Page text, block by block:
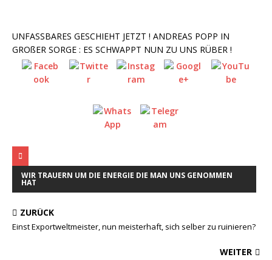
UNFASSBARES GESCHIEHT JETZT ! ANDREAS POPP IN
GROßER SORGE : ES SCHWAPPT NUN ZU UNS RÜBER !
WIR TRAUERN UM DIE ENERGIE DIE MAN UNS GENOMMEN
HAT
ZURÜCK
Einst Exportweltmeister, nun meisterhaft, sich selber zu ruinieren?
WEITER